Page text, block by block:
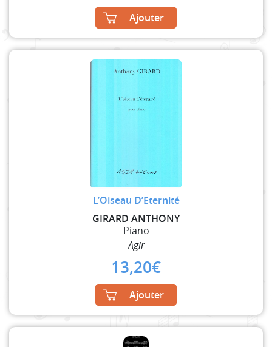
Ajouter
L’Oiseau D’Eternité
GIRARD ANTHONY
Piano
Agir
13,20€
Ajouter